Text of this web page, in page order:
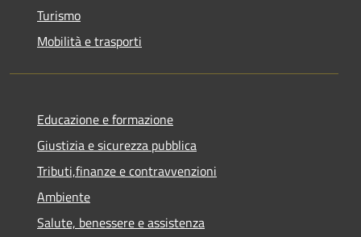
Turismo
Mobilità e trasporti
Educazione e formazione
Giustizia e sicurezza pubblica
Tributi,finanze e contravvenzioni
Ambiente
Salute, benessere e assistenza